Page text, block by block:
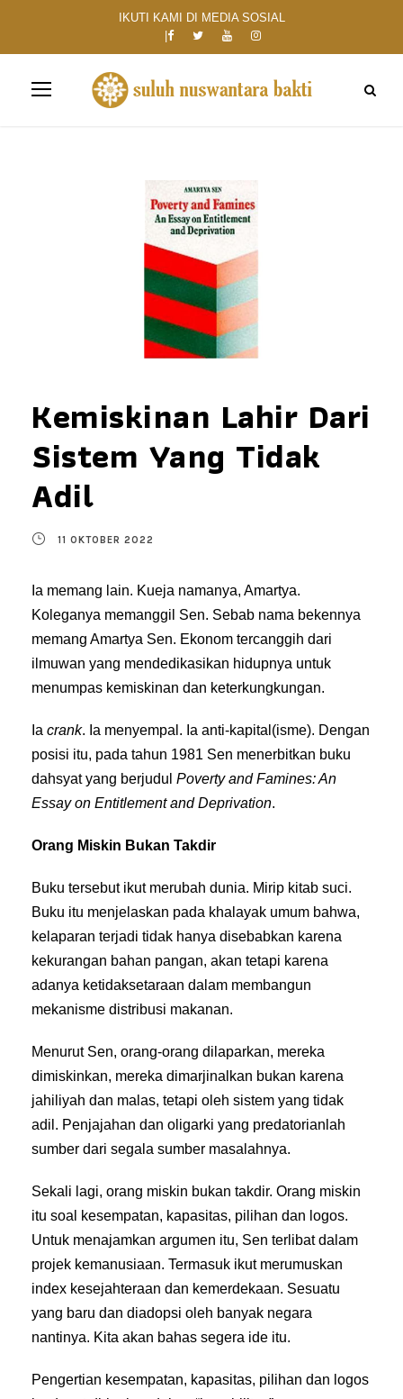
IKUTI KAMI DI MEDIA SOSIAL
Kemiskinan Lahir Dari
Sistem Yang Tidak
Adil
11 OKTOBER 2022
Ia memang lain. Kueja namanya, Amartya.
Koleganya memanggil Sen. Sebab nama bekennya
memang Amartya Sen. Ekonom tercanggih dari
ilmuwan yang mendedikasikan hidupnya untuk
menumpas kemiskinan dan keterkungkungan.
Ia crank. Ia menyempal. Ia anti-kapital(isme). Dengan
posisi itu, pada tahun 1981 Sen menerbitkan buku
dahsyat yang berjudul Poverty and Famines: An
Essay on Entitlement and Deprivation.
Orang Miskin Bukan Takdir
Buku tersebut ikut merubah dunia. Mirip kitab suci.
Buku itu menjelaskan pada khalayak umum bahwa,
kelaparan terjadi tidak hanya disebabkan karena
kekurangan bahan pangan, akan tetapi karena
adanya ketidaksetaraan dalam membangun
mekanisme distribusi makanan.
Menurut Sen, orang-orang dilaparkan, mereka
dimiskinkan, mereka dimarjinalkan bukan karena
jahiliyah dan malas, tetapi oleh sistem yang tidak
adil. Penjajahan dan oligarki yang predatorianlah
sumber dari segala sumber masalahnya.
Sekali lagi, orang miskin bukan takdir. Orang miskin
itu soal kesempatan, kapasitas, pilihan dan logos.
Untuk menajamkan argumen itu, Sen terlibat dalam
projek kemanusiaan. Termasuk ikut merumuskan
index kesejahteraan dan kemerdekaan. Sesuatu
yang baru dan diadopsi oleh banyak negara
nantinya. Kita akan bahas segera ide itu.
Pengertian kesempatan, kapasitas, pilihan dan logos